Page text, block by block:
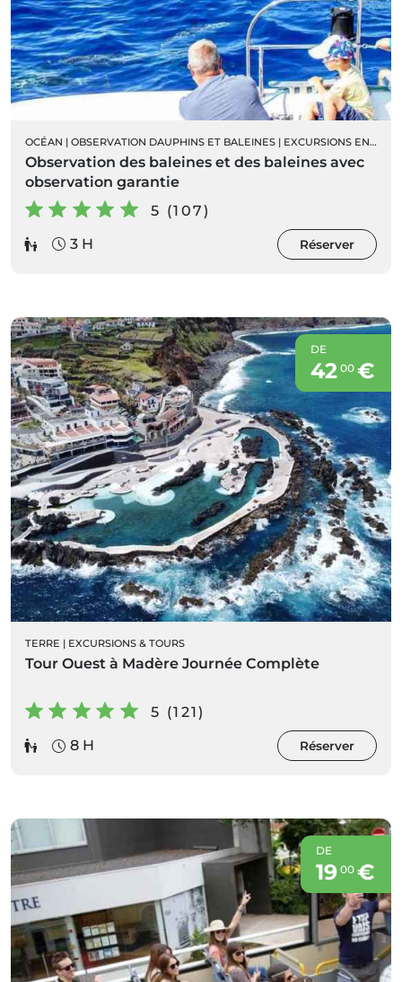
OCÉAN | OBSERVATION DAUPHINS ET BALEINES | EXCURSIONS EN BATEAU
Observation des baleines et des baleines avec
observation garantie
5 (107)
3 H
Réserver
DE
42 00€
TERRE | EXCURSIONS & TOURS
Tour Ouest à Madère Journée Complète
5 (121)
8 H
Réserver
DE
19 00€